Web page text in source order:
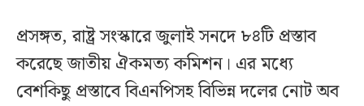
প্রসঙ্গত, রাষ্ট্র সংস্কারে জুলাই সনদে ৮৪টি প্রস্তাব
করেছে জাতীয় ঐকমত্য কমিশন। এর মধ্যে
বেশকিছু প্রস্তাবে বিএনপিসহ বিভিন্ন দলের নোট অব